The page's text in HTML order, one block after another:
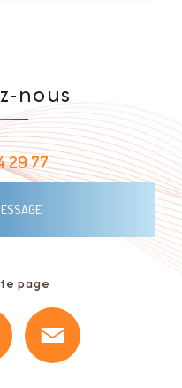
nous
29 77
page